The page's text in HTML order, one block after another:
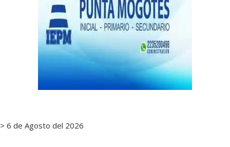
> 6 de Agosto del 2026